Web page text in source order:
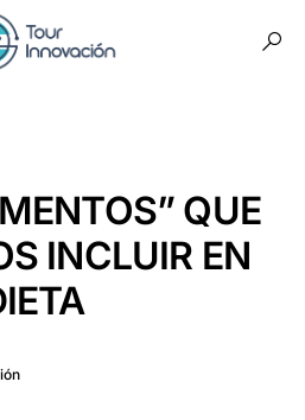
QUE
INCLUIR EN